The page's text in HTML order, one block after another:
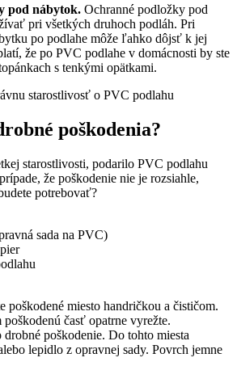
pod nábytok. Ochranné podložky pod
pri všetkých druhoch podláh. Pri
po podlahe môže ľahko dôjsť k jej
že po PVC podlahe v domácnosti by ste
s tenkými opätkami.
poškodenia?
starostlivosti, podarilo PVC podlahu
že poškodenie nie je rozsiahle,
potrebovať?
sada na PVC)
poškodené miesto handričkou a čističom.
časť opatrne vyrežte.
poškodenie. Do tohto miesta
lepidlo z opravnej sady. Povrch jemne